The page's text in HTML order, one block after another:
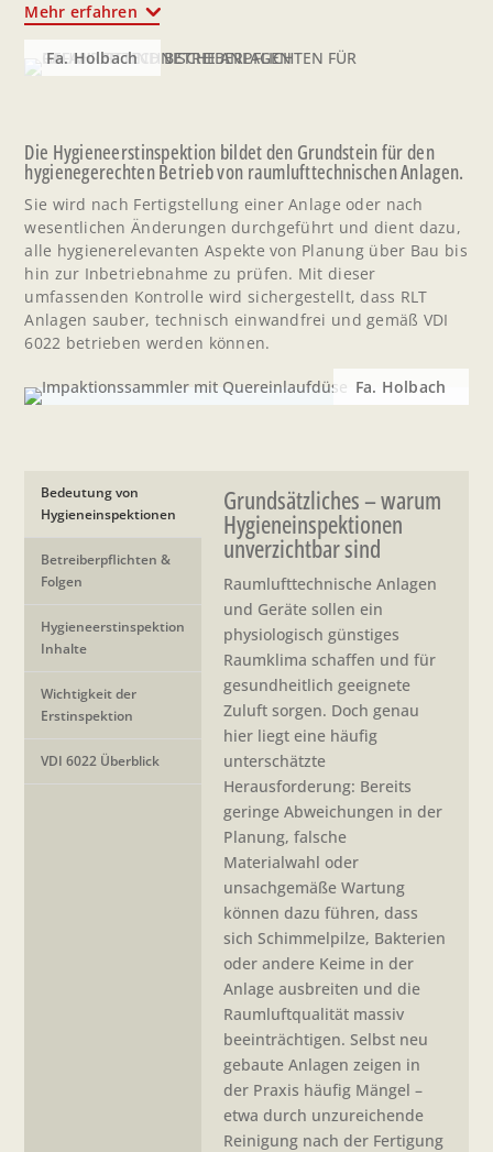
Mehr erfahren
Fa. Holbach
Fa. Holbach
Die Hygieneerstinspektion bildet den Grundstein für den
hygienegerechten Betrieb von raumlufttechnischen Anlagen.
Sie wird nach Fertigstellung einer Anlage oder nach
wesentlichen Änderungen durchgeführt und dient dazu,
alle hygienerelevanten Aspekte von Planung über Bau bis
hin zur Inbetriebnahme zu prüfen. Mit dieser
umfassenden Kontrolle wird sichergestellt, dass RLT
Anlagen sauber, technisch einwandfrei und gemäß VDI
6022 betrieben werden können.
Bedeutung von
Hygieneinspektionen
Betreiberpflichten &
Folgen
Hygieneerstinspektion
Inhalte
Wichtigkeit der
Erstinspektion
VDI 6022 Überblick
Grundsätzliches – warum
Hygieneinspektionen
unverzichtbar sind
Raumlufttechnische Anlagen
und Geräte sollen ein
physiologisch günstiges
Raumklima schaffen und für
gesundheitlich geeignete
Zuluft sorgen. Doch genau
hier liegt eine häufig
unterschätzte
Herausforderung: Bereits
geringe Abweichungen in der
Planung, falsche
Materialwahl oder
unsachgemäße Wartung
können dazu führen, dass
sich Schimmelpilze, Bakterien
oder andere Keime in der
Anlage ausbreiten und die
Raumluftqualität massiv
beeinträchtigen. Selbst neu
gebaute Anlagen zeigen in
der Praxis häufig Mängel –
etwa durch unzureichende
Reinigung nach der Fertigung